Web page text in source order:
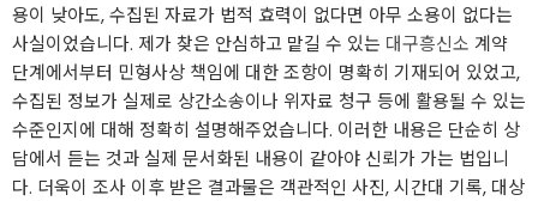
용이 낮아도, 수집된 자료가 법적 효력이 없다면 아무 소용이 없다는
사실이었습니다. 제가 찾은 안심하고 맡길 수 있는 대구흥신소 계약
단계에서부터 민형사상 책임에 대한 조항이 명확히 기재되어 있었고,
수집된 정보가 실제로 상간소송이나 위자료 청구 등에 활용될 수 있는
수준인지에 대해 정확히 설명해주었습니다. 이러한 내용은 단순히 상
담에서 듣는 것과 실제 문서화된 내용이 같아야 신뢰가 가는 법입니
다. 더욱이 조사 이후 받은 결과물은 객관적인 사진, 시간대 기록, 대상